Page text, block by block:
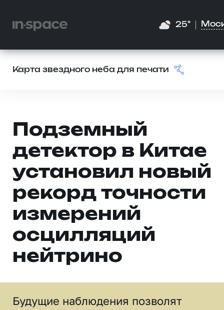
25°
Карта звездного неба для печати
Подземный
детектор в Китае
установил новый
рекорд точности
измерений
осцилляций
нейтрино
Будущие наблюдения позволят